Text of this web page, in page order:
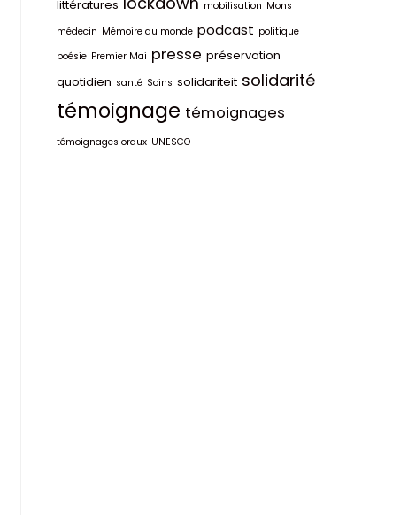
littératures
mobilisation Mons
médecin Mémoire du monde podcast politique
poésie Premier Mai presse préservation
quotidien santé Soins solidariteit solidarité
témoignage témoignages
témoignages oraux UNESCO